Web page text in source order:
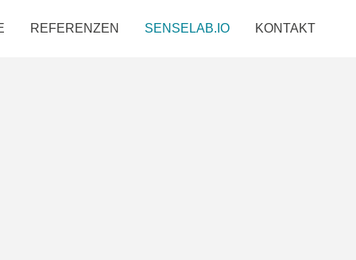
REFERENZEN SENSELAB.IO KONTAKT